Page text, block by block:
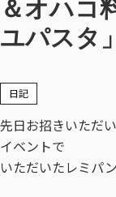
＆オハコ
ユパスタ
日記
先日お招きいただ
イベントで
いただいたレミパ